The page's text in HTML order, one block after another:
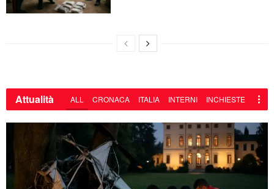
Attualità ALL CRONACA ITALIA INTERNI INCHIESTE